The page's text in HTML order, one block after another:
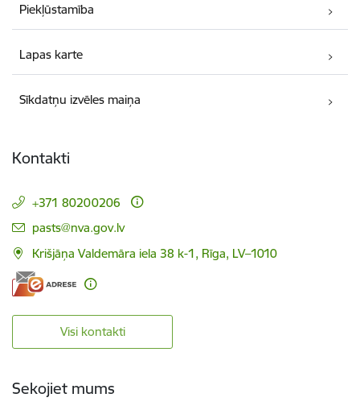
Piekļūstamība
Lapas karte
Sīkdatņu izvēles maiņa
Kontakti
+371 80200206
E-pasts:
pasts@nva.gov.lv
Krišjāņa Valdemāra iela 38 k-1, Rīga, LV–1010
Visi kontakti
Sekojiet mums